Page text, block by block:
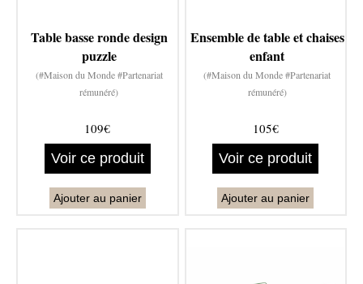
Table basse ronde design
puzzle
(#Maison du Monde #Partenariat
rémunéré)
109€
Voir ce produit
Ajouter au panier
Ensemble de table et chaises
enfant
(#Maison du Monde #Partenariat
rémunéré)
105€
Voir ce produit
Ajouter au panier